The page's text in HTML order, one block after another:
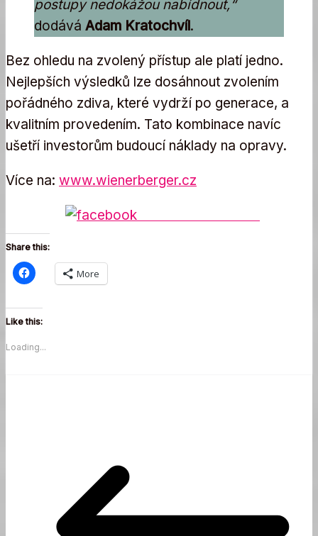
postupy nedokážou nabídnout,“
dodává Adam Kratochvíl.
Bez ohledu na zvolený přístup ale platí jedno.
Nejlepších výsledků lze dosáhnout zvolením
pořádného zdiva, které vydrží po generace, a
kvalitním provedením. Tato kombinace navíc
ušetří investorům budoucí náklady na opravy.
Více na: www.wienerberger.cz
Share this:
More
Like this:
Loading...